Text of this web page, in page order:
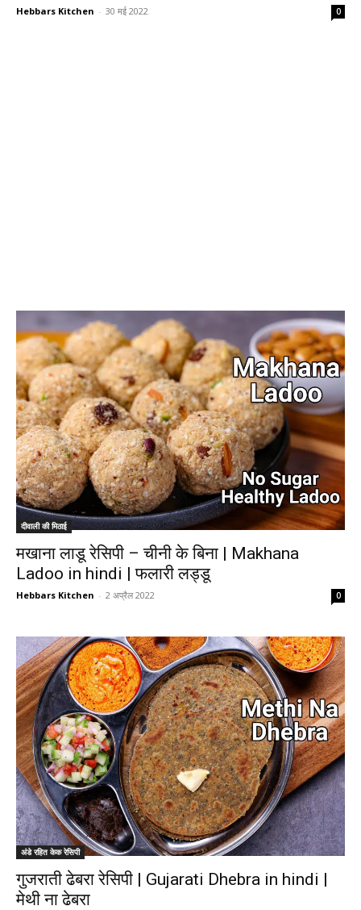
Hebbars Kitchen - 30 मई 2022 0
दीवाली की मिठाई
मखाना लाडू रेसिपी – चीनी के बिना | Makhana
Ladoo in hindi | फलारी लड्डू
Hebbars Kitchen - 2 अप्रैल 2022 0
अंडे रहित केक रेसिपी
गुजराती ढेबरा रेसिपी | Gujarati Dhebra in hindi |
मेथी ना ढेबरा